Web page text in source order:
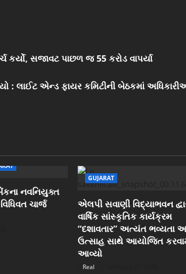
કર્યો, સજાવટ પાછળ જ 55 કરોડ વાપર્યા
: લાઈટ એન્ડ ફાયર કમિટીની બેઠકમાં
નવનિયુક્ત
ચાર્જ
GUJARAT
એલપી સવાણી વિદ્યાભવન
વાર્ષિક સાંસ્કૃતિક કાર્યક્રમ
“દશાવતાર” અત્યંત ભવ્યતા
ઉત્સાહ સાથે આયોજિત
આવ્યો
Real